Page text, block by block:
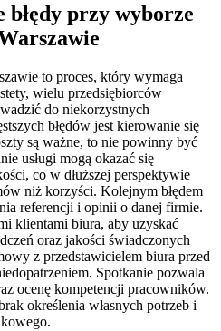
błędy przy wyborze
to proces, który wymaga
wielu przedsiębiorców
do niekorzystnych
błędów jest kierowanie się
są ważne, to nie powinny być
usługi mogą okazać się
co w dłuższej perspektywie
niż korzyści. Kolejnym błędem
referencji i opinii o danej firmie.
klientami biura, aby uzyskać
oraz jakości świadczonych
z przedstawicielem biura przed
Spotkanie pozwala
ocenę kompetencji pracowników.
określenia własnych potrzeb i